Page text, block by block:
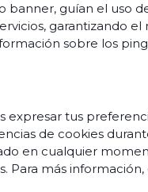
banner, guían el uso
garantizando
sobre los
expresar tus
de cookies
en cualquier
Para más